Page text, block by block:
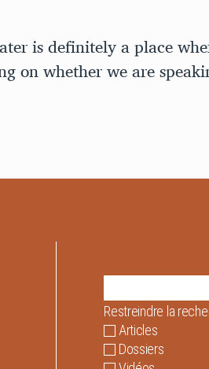
is definitely a place
on whether we are
Restreindre la
Articles
Dossiers